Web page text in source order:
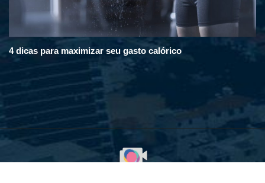
4 dicas para maximizar seu gasto calórico